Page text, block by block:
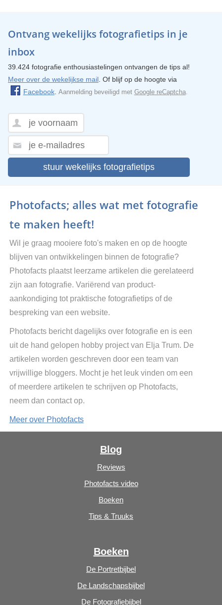
Ontvang wekelijks fotografietips in je
inbox
39.424 fotografie enthousiastelingen ontvangen de tips al!
Meer over de wekelijkse mail. Of blijf op de hoogte via
Facebook. Aanmelding beveiligd met Google reCaptcha.
stuur wekelijks fotografietips
Photofacts; alles wat met fotografie
te maken heeft!
Wil je graag mooiere foto's maken en op de hoogte
blijven van ontwikkelingen binnen de fotografie?
Photofacts plaatst leerzame artikelen die gerelateerd
zijn aan fotografie. Variërend van product-
aankondiging tot praktische fotografietips of de
bespreking van een website.
Photofacts bericht dagelijks over fotografie en is een
uit de hand gelopen hobby project van Elja Trum. De
artikelen worden geschreven door een team van
vrijwillige bloggers. Mocht je het leuk vinden om een
of meerdere artikelen te schrijven op Photofacts,
neem dan contact op.
Meer over Photofacts
Blog
Reviews
Photofacts video
Boeken
Tips & Truuks
Boeken
De Portretbijbel
De Landschapsbijbel
De Fotografiebijbel